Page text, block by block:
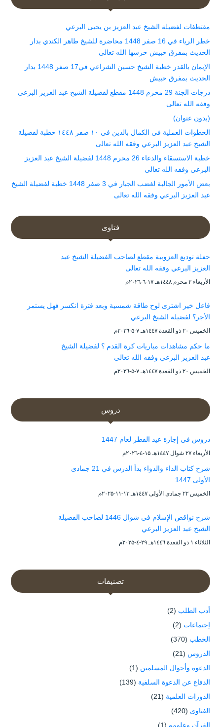
مقتطفات لفضيلة الشيخ عبد العزيز بن يحيى البرعي
خطر الرياء في 16 صفر 1448 محاضرة للشيخ طاهر الكندي بدار
الحديث بمفرق حبيش حرسها الله تعالى
الإيمان بالقدر خطبة الشيخ حسين الشراعي في17 صفر 1448 بدار
الحديث بمفرق حبيش
درجات الجنة 29 محرم 1448 مقطع لفضيلة الشيخ عبد العزيز البرعي
وفقه الله تعالى
(بدون عنوان)
الخطوات العملية في الكمال بالدين في ١٠ صفر ١٤٤٨ خطبة لفضيلة
الشيخ عبد العزيز البرعي وفقه الله تعالى
خطبة الاستسقاء والدعاء 26 محرم 1448 لفضيلة الشيخ عبد العزيز
البرعي وفقه الله تعالى
بعض الأمور الجالبة لغضب الجبار في 3 صفر 1448 خطبة لفضيلة الشيخ
عبد العزيز البرعي وفقه الله تعالى
فتاوى
حفلة توديع العزوبية مقطع لصاحب الفضيلة الشيخ عبد
العزيز البرعي وفقه الله تعالى
الأربعاء ۲ محرم ۱٤٤۸هـ ۱۷-٦-۲۰۲٦م
فاعل خير اشترى لوح طاقة شمسية وبعد فترة انكسر فهل يستمر
الأجر؟ لفضيلة الشيخ البرعي
الخميس ۲۰ ذو القعدة ۱٤٤۷هـ ۷-۵-۲۰۲٦م
ما حكم مشاهدات مباريات كرة القدم ؟ لفضيلة الشيخ
عبد العزيز البرعي وفقه الله تعالى
الخميس ۲۰ ذو القعدة ۱٤٤۷هـ ۷-۵-۲۰۲٦م
دروس
دروس في إجازة عيد الفطر لعام 1447
الأربعاء ۲۷ شوال ۱٤٤۷هـ ۱۵-٤-۲۰۲٦م
شرح كتاب الداء والدواء بدأ الدرس في 21 جمادى
الأولى 1447
الخميس ۲۲ جمادى الأولى ۱٤٤۷هـ ۱۳-۱۱-۲۰۲۵م
شرح نواقض الإسلام في شوال 1446 لصاحب الفضيلة
الشيخ عبد العزيز البرعي
الثلاثاء ۱ ذو القعدة ۱٤٤٦هـ ۲۹-٤-۲۰۲۵م
تصنيفات
أدب الطلب (2)
إجتماعات (2)
الخطب (370)
الدروس (21)
الدعوة وأحوال المسلمين (1)
الدفاع عن الدعوة السلفية (139)
الدورات العلمية (21)
الفتاوى (420)
القرآن وعلومه (1)